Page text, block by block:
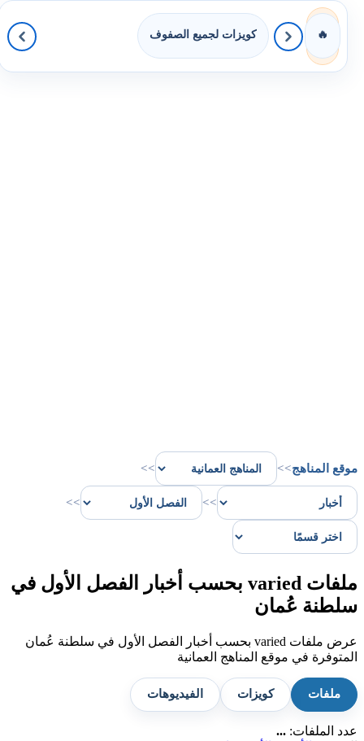
🔥 كويزات لجميع الصفوف
موقع المناهج>>
>>
>>
>>
ملفات varied بحسب أخبار الفصل الأول في
سلطنة عُمان
عرض ملفات varied بحسب أخبار الفصل الأول في سلطنة عُمان
المتوفرة في موقع المناهج العمانية
ملفات كويزات الفيديوهات
عدد الملفات: ...